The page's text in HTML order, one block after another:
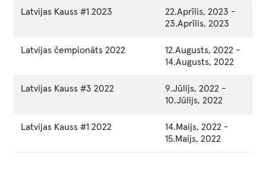
Latvijas Kauss #1 2023 22.Aprīlis, 2023 -
23.Aprīlis, 2023
Latvijas čempionāts 2022 12.Augusts, 2022 -
14.Augusts, 2022
Latvijas Kauss #3 2022 9.Jūlijs, 2022 -
10.Jūlijs, 2022
Latvijas Kauss #1 2022 14.Maijs, 2022 -
15.Maijs, 2022